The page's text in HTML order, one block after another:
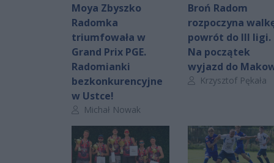
Moya Zbyszko
Radomka
triumfowała w
Grand Prix PGE.
Radomianki
bezkonkurencyjne
w Ustce!
Autor artykułu:
Michał Nowak
Broń Radom
rozpoczyna
powrót do III ligi.
Na początek
wyjazd do
Autor artykułu:
Krzysztof Pękała